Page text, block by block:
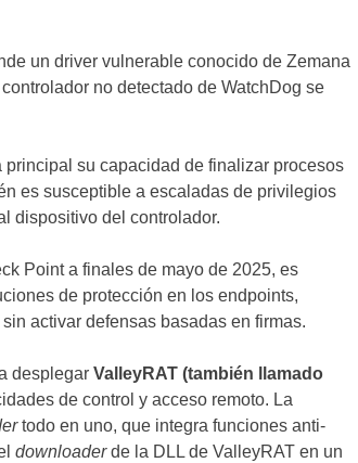
un driver vulnerable conocido de Zemana
no detectado de WatchDog se
su capacidad de finalizar procesos
es susceptible a escaladas de privilegios
dispositivo del controlador.
Point a finales de mayo de 2025, es
de protección en los endpoints,
activar defensas basadas en firmas.
desplegar ValleyRAT (también llamado
de control y acceso remoto. La
todo en uno, que integra funciones anti-
downloaderde la DLL de ValleyRAT en un